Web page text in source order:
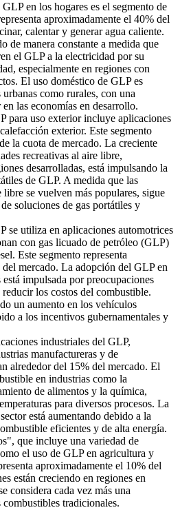
en los hogares es el segmento de
aproximadamente el 40% del
calentar y generar agua caliente.
de manera constante a medida que
el GLP a la electricidad por su
especialmente en regiones con
El uso doméstico de GLP es
como rurales, con una
las economías en desarrollo.
para uso exterior incluye aplicaciones
exterior. Este segmento
la cuota de mercado. La creciente
recreativas al aire libre,
desarrolladas, está impulsando la
de GLP. A medida que las
se vuelven más populares, sigue
soluciones de gas portátiles y
se utiliza en aplicaciones automotrices
con gas licuado de petróleo (GLP)
Este segmento representa
mercado. La adopción del GLP en
impulsada por preocupaciones
los costos del combustible.
un aumento en los vehículos
a los incentivos gubernamentales y
industriales del GLP,
manufactureras y de
alrededor del 15% del mercado. El
en industrias como la
de alimentos y la química,
para diversos procesos. La
está aumentando debido a la
eficientes y de alta energía.
que incluye una variedad de
el uso de GLP en agricultura y
aproximadamente el 10% del
están creciendo en regiones en
considera cada vez más una
tradicionales.